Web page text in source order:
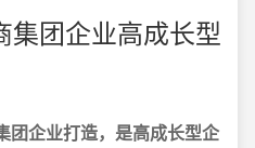
团企业高成长型
团企业打造，是高成长型企